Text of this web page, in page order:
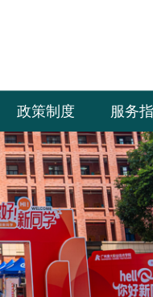
政策制度 服务